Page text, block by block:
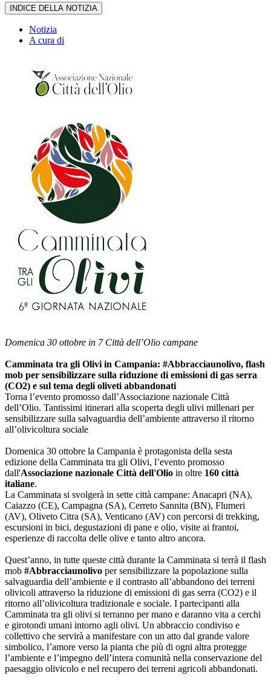
INDICE DELLA NOTIZIA
Notizia
A cura di
Domenica 30 ottobre in 7 Città dell’Olio campane
Camminata tra gli Olivi in Campania: #Abbracciaunolivo, flash
mob per sensibilizzare sulla riduzione di emissioni di gas serra
(CO2) e sul tema degli oliveti abbandonati
Torna l’evento promosso dall’Associazione nazionale Città
dell’Olio. Tantissimi itinerari alla scoperta degli ulivi millenari per
sensibilizzare sulla salvaguardia dell’ambiente attraverso il ritorno
all’olivicoltura sociale
Domenica 30 ottobre la Campania è protagonista della sesta
edizione della Camminata tra gli Olivi, l’evento promosso
dall'Associazione nazionale Città dell'Olio in oltre 160 città
italiane.
La Camminata si svolgerà in sette città campane: Anacapri (NA),
Caiazzo (CE), Campagna (SA), Cerreto Sannita (BN), Flumeri
(AV), Oliveto Citra (SA), Venticano (AV) con percorsi di trekking,
escursioni in bici, degustazioni di pane e olio, visite ai frantoi,
esperienze di raccolta delle olive e tanto altro ancora.
Quest’anno, in tutte queste città durante la Camminata si terrà il flash
mob #Abbracciaunolivo per sensibilizzare la popolazione sulla
salvaguardia dell’ambiente e il contrasto all’abbandono dei terreni
olivicoli attraverso la riduzione di emissioni di gas serra (CO2) e il
ritorno all’olivicoltura tradizionale e sociale. I partecipanti alla
Camminata tra gli olivi si terranno per mano e daranno vita a cerchi
e girotondi umani intorno agli olivi. Un abbraccio condiviso e
collettivo che servirà a manifestare con un atto dal grande valore
simbolico, l’amore verso la pianta che più di ogni altra protegge
l’ambiente e l’impegno dell’intera comunità nella conservazione del
paesaggio olivicolo e nel recupero dei terreni agricoli abbandonati.